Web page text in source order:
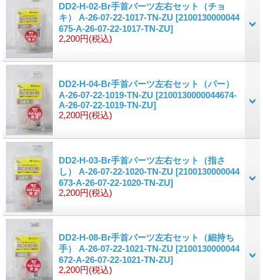
DD2-H-02-Br手首パーツ左右セット（チョ
キ） A-26-07-22-1017-TN-ZU [2100130000044
675-A-26-07-22-1017-TN-ZU]
2,200円(税込)
DD2-H-04-Br手首パーツ左右セット（パー）
A-26-07-22-1019-TN-ZU [2100130000044674-
A-26-07-22-1019-TN-ZU]
2,200円(税込)
DD2-H-03-Br手首パーツ左右セット（指さ
し） A-26-07-22-1020-TN-ZU [2100130000044
673-A-26-07-22-1020-TN-ZU]
2,200円(税込)
DD2-H-08-Br手首パーツ左右セット（細持ち
手） A-26-07-22-1021-TN-ZU [2100130000044
672-A-26-07-22-1021-TN-ZU]
2,200円(税込)